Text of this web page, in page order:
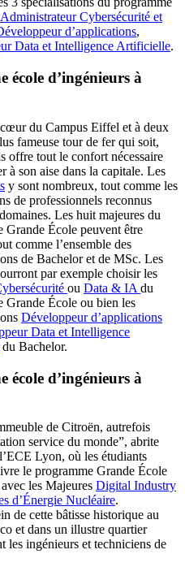
Administrateur Cybersécurité et
d’applications,
Data et Intelligence Artificielle.
école d’ingénieurs à
du Campus Eiffel et à deux
fameuse tour de fer qui soit,
offre tout le confort nécessaire
à son aise dans la capitale. Les
y sont nombreux, tout comme les
de professionnels reconnus
Les huit majeures du
Grande École peuvent être
comme l’ensemble des
de Bachelor et de MSc. Les
par exemple choisir les
ou Data & IA du
Grande École ou bien les
Développeur d’applications
Data et Intelligence
Bachelor.
école d’ingénieurs à
de Citroën, autrefois
service du monde”, abrite
Lyon, où les étudiants
le programme Grande École
les Majeures Digital Industry
d’Énergie Nucléaire.
de cette bâtisse historique au
et dans un illustre quartier
les ingénieurs et techniciens de